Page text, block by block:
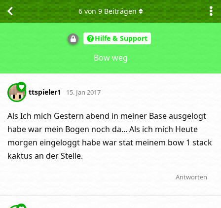
Hilfe & Support
Bow weg
6von 9Beiträgen
ttspieler1 15. Jan 2017
Als Ich mich Gestern abend in meiner Base ausgelogt
habe war mein Bogen noch da... Als ich mich Heute
morgen eingeloggt habe war stat meinem bow 1 stack
kaktus an der Stelle.
Antworten